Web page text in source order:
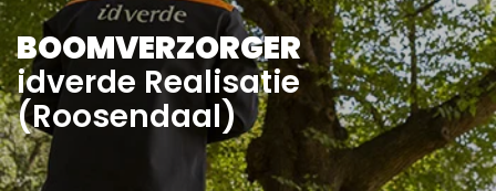
BOOMVERZORGER
idverde Realisatie
(Roosendaal)